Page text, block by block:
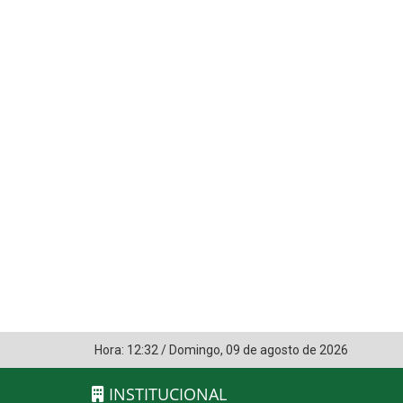
Hora: 12:32/ Domingo, 09 de agosto de 2026
INSTITUCIONAL